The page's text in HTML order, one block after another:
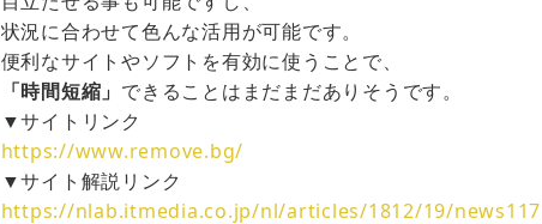
状況に合わせて色んな活用が可能です。
便利なサイトやソフトを有効に使うことで、
「時間短縮」 できることはまだまだありそうです。
▼サイトリンク
https://www.remove.bg/
▼サイト解説リンク
https://nlab.itmedia.co.jp/nl/articles/1812/19/